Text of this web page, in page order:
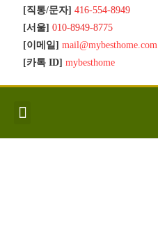
[직통/문자] 416-554-8949
[서울] 010-8949-8775
[이메일] mail@mybesthome.com
[카톡 ID] mybesthome